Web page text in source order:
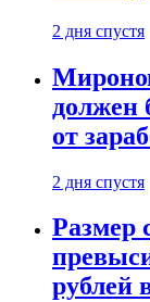
2 дня спустя
должен
от
2 дня спустя
Размер
рублей